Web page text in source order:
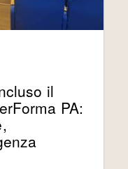
il
PA: